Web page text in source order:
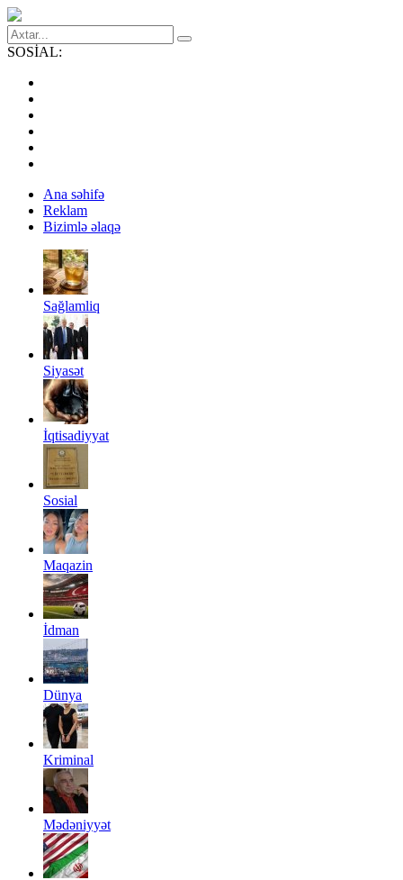
SOSİAL:
Ana səhifə
Reklam
Bizimlə əlaqə
Sağlamliq
Siyasət
İqtisadiyyat
Sosial
Maqazin
İdman
Dünya
Kriminal
Mədəniyyət